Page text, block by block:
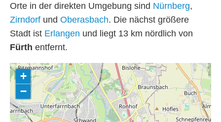
Orte in der direkten Umgebung sind Nürnberg,
Zirndorf und Oberasbach. Die nächst größere
Stadt ist Erlangen und liegt 13 km nördlich von
Fürth entfernt.